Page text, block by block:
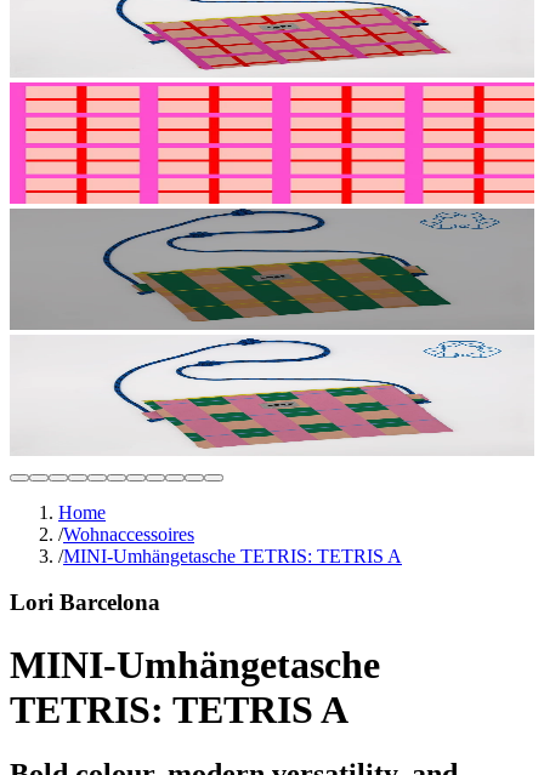
Home
/Wohnaccessoires
/MINI-Umhängetasche TETRIS: TETRIS A
Lori Barcelona
MINI-Umhängetasche
TETRIS: TETRIS A